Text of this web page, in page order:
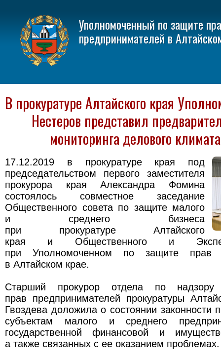
Уполномоченный по защите
предпринимателей в
В прокуратуре Алтайского края
Нестеров представил
мониторинга делового
17.12.2019 в прокуратуре края под
председательством первого заместителя
прокурора края Александра Фомина
состоялось совместное заседание
Общественного совета по защите малого
и среднего бизнеса
при прокуратуре Алтайского
края и Общественного и
при Уполномоченном по защите прав
в Алтайском крае.
Старший прокурор отдела по
прав предпринимателей прокуратуры
Гвоздева доложила о состоянии законности
субъектам малого и среднего
государственной финансовой и
а также связанных с ее оказанием проблемах.